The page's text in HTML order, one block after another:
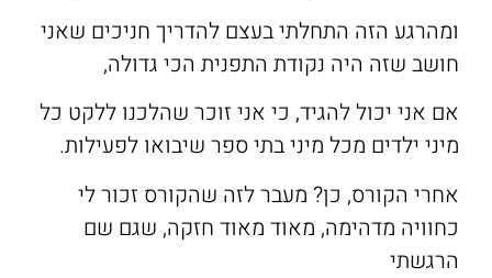
ומהרגע הזה התחלתי בעצם להדריך חניכים שאני
חושב שזה היה נקודת התפנית הכי גדולה,
אם אני יכול להגיד, כי אני זוכר שהלכנו ללקט כל
מיני ילדים מכל מיני בתי ספר שיבואו לפעילות.
אחרי הקורס, כן? מעבר לזה שהקורס זכור לי
כחוויה מדהימה, מאוד מאוד חזקה, שגם שם
הרגשתי